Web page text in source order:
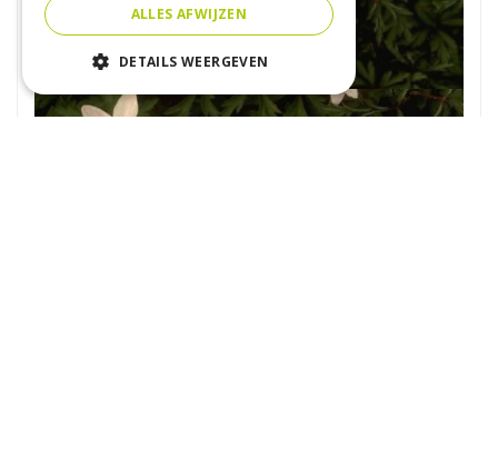
ALLES AFWIJZEN
DETAILS WEERGEVEN